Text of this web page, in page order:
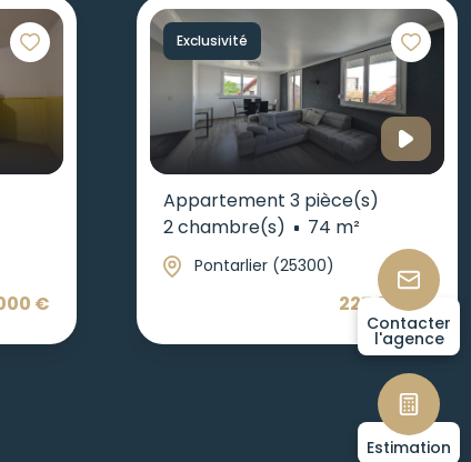
€
Exclusivité
Appartement 3 pièce(s)
2 chambre(s)
74 m²
Pontarlier (25300)
225 000 €
Contacter
l'agence
Estimation